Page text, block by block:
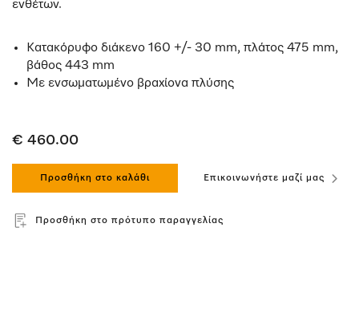
ενθέτων.
Κατακόρυφο διάκενο 160 +/- 30 mm, πλάτος 475 mm,
βάθος 443 mm
Με ενσωματωμένο βραχίονα πλύσης
€ 460.00
Προσθήκη στο καλάθι Επικοινωνήστε μαζί μας
Προσθήκη στο πρότυπο παραγγελίας